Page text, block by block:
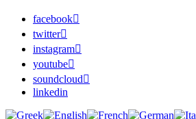
facebook
twitter
instagram
youtube
soundcloud
linkedin